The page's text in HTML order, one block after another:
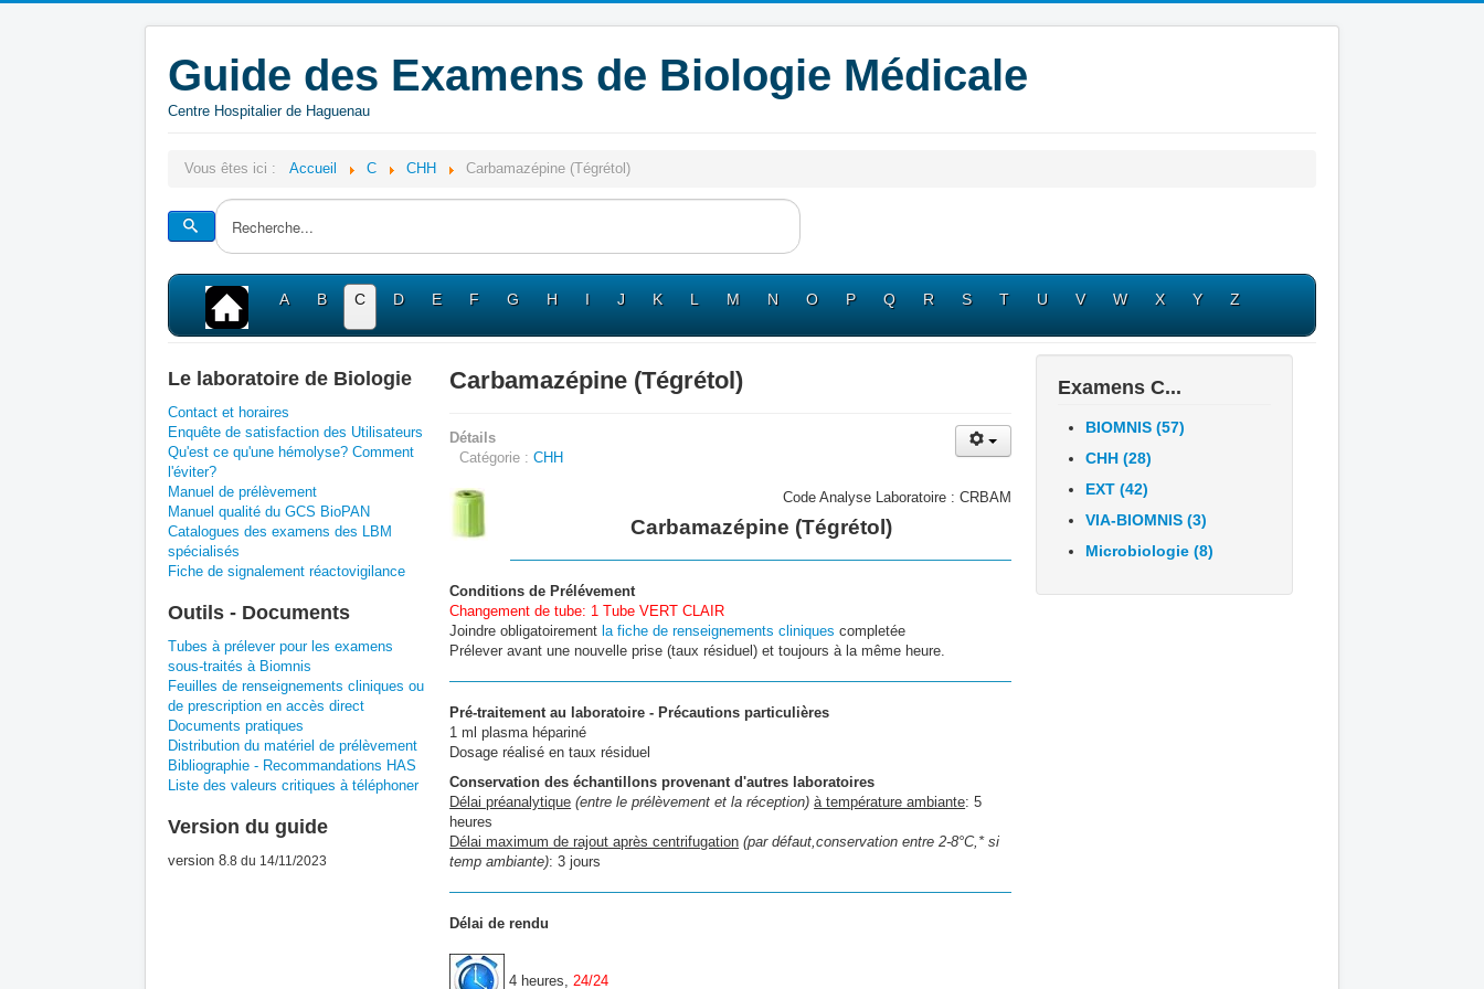
Guide des Examens de Biologie Médicale
Centre Hospitalier de Haguenau
Vous êtes ici : Accueil C CHH Carbamazépine (Tégrétol)
A B C D E F G H I J K L M N O P Q R S T U V W X Y Z
Le laboratoire de Biologie
Contact et horaires
Enquête de satisfaction des Utilisateurs
Qu'est ce qu'une hémolyse? Comment
l'éviter?
Manuel de prélèvement
Manuel qualité du GCS BioPAN
Catalogues des examens des LBM
spécialisés
Fiche de signalement réactovigilance
Outils - Documents
Tubes à prélever pour les examens
sous-traités à Biomnis
Feuilles de renseignements cliniques ou
de prescription en accès direct
Documents pratiques
Distribution du matériel de prélèvement
Bibliographie - Recommandations HAS
Liste des valeurs critiques à téléphoner
Version du guide
version 8.8 du 14/11/2023
Carbamazépine (Tégrétol)
Détails
Catégorie :CHH
Code Analyse Laboratoire : CRBAM
Carbamazépine (Tégrétol)
Conditions de Prélévement
Changement de tube: 1 Tube VERT CLAIR
Joindre obligatoirement la fiche de renseignements cliniques completée
Prélever avant une nouvelle prise (taux résiduel) et toujours à la même heure.
Pré-traitement au laboratoire - Précautions particulières
1 ml plasma hépariné
Dosage réalisé en taux résiduel
Conservation des échantillons provenant d'autres laboratoires
Délai préanalytique (entre le prélèvement et la réception) à température ambiante: 5
heures
Délai maximum de rajout après centrifugation (par défaut,conservation entre 2-8°C,* si
temp ambiante): 3 jours
Délai de rendu
4 heures, 24/24
Examens C...
BIOMNIS (57)
CHH (28)
EXT (42)
VIA-BIOMNIS (3)
Microbiologie (8)